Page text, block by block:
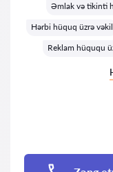
Əmlak və tikinti
Hərbi hüquq üzrə vəkil
Reklam hüququ